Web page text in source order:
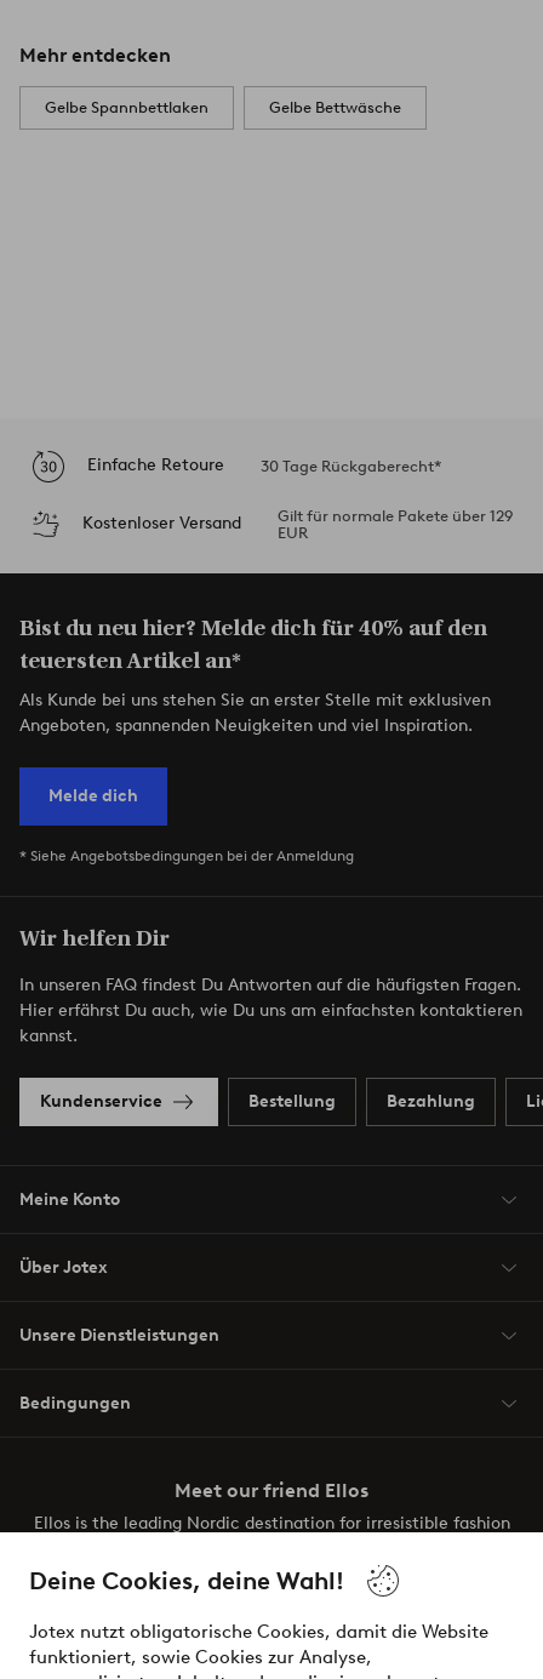
Deine Cookies, deine Wahl!
Jotex nutzt obligatorische Cookies, damit die Website
funktioniert, sowie Cookies zur Analyse,
Mehr entdecken
Gelbe Spannbettlaken Gelbe Bettwäsche
Einfache Retoure 30 Tage Rückgaberecht*
Kostenloser Versand
Gilt für normale Pakete über 129
EUR
Bist du neu hier? Melde dich für 40% auf den
teuersten Artikel an*
Als Kunde bei uns stehen Sie an erster Stelle mit exklusiven
Angeboten, spannenden Neuigkeiten und viel Inspiration.
Melde dich
* Siehe Angebotsbedingungen bei der Anmeldung
Wir helfen Dir
In unseren FAQ findest Du Antworten auf die häufigsten Fragen.
Hier erfährst Du auch, wie Du uns am einfachsten kontaktieren
kannst.
Kundenservice Bestellung Bezahlung
Meine Konto
Über Jotex
Unsere Dienstleistungen
Bedingungen
Meet our friend Ellos
Ellos is the leading Nordic destination for irresistible fashion
the latest trends, curated to make finding your next look
effortless. It’s all here.
Visit Ellos